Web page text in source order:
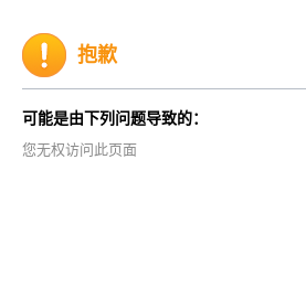
抱歉
可能是由下列问题导致的：
您无权访问此页面